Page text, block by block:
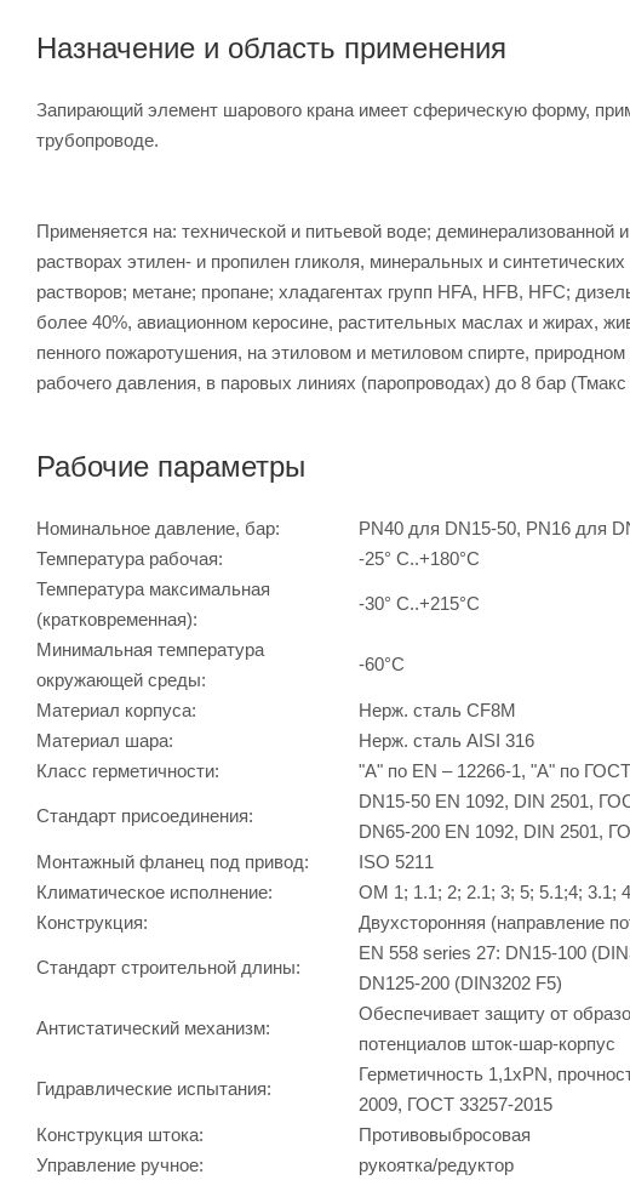
Назначение и область применения
Запирающий элемент шарового крана имеет сферическую форму,
трубопроводе.
Применяется на: технической и питьевой воде;
растворах этилен- и пропилен гликоля, минеральных и
растворов; метане; пропане; хладагентах групп HFA, HFB, HFC;
более 40%, авиационном керосине, растительных маслах и жирах,
пенного пожаротушения, на этиловом и метиловом спирте,
рабочего давления, в паровых линиях (паропроводах) до 8 бар
Рабочие параметры
Номинальное давление, бар:
PN40 для DN15-50, PN16 для
Температура рабочая:
-25° С..+180°С
Температура максимальная
(кратковременная):
-30° С..+215°С
Минимальная температура
окружающей среды:
-60°С
Материал корпуса:
Нерж. сталь CF8M
Материал шара:
Нерж. сталь AISI 316
Класс герметичности:
"А" по EN – 12266-1, "А" по
Стандарт присоединения:
DN15-50 EN 1092, DIN 2501,
DN65-200 EN 1092, DIN 2501,
Монтажный фланец под привод:
ISO 5211
Климатическое исполнение:
ОМ 1; 1.1; 2; 2.1; 3; 5; 5.1;4; 3.1;
Конструкция:
Двухсторонняя (направление
Стандарт строительной длины:
EN 558 series 27: DN15-100
DN125-200 (DIN3202 F5)
Антистатический механизм:
Обеспечивает защиту от
потенциалов шток-шар-корпус
Гидравлические испытания:
Герметичность 1,1хPN,
2009, ГОСТ 33257-2015
Конструкция штока:
Противовыбросовая
Управление ручное:
рукоятка/редуктор